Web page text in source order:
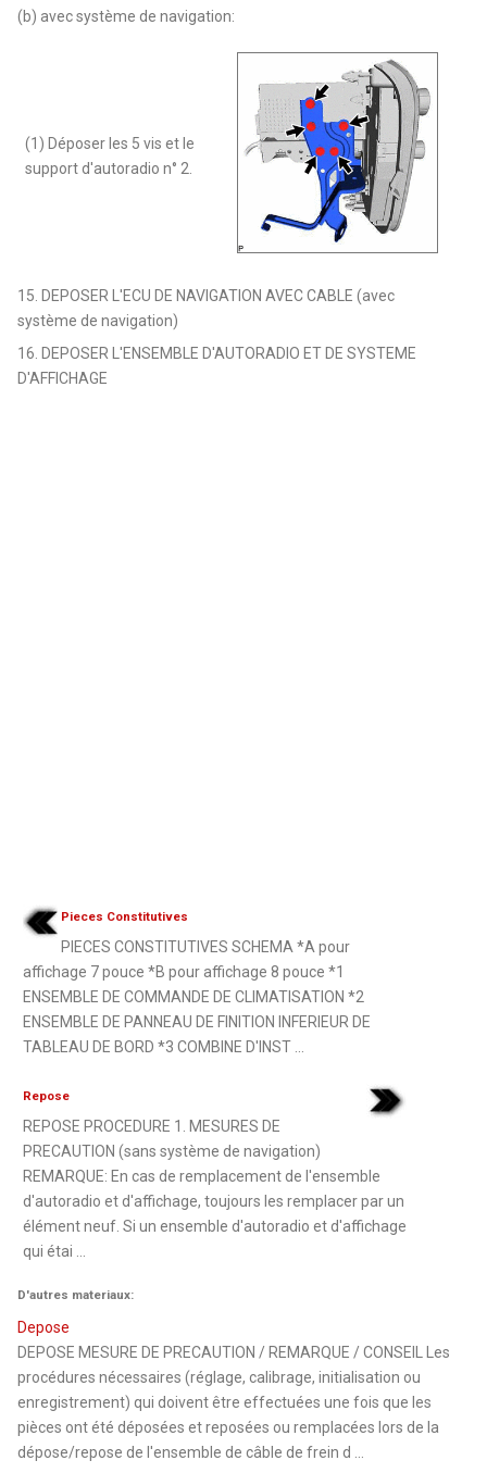
(b) avec système de navigation:
(1) Déposer les 5 vis et le
support d'autoradio n° 2.
15. DEPOSER L'ECU DE NAVIGATION AVEC CABLE (avec
système de navigation)
16. DEPOSER L'ENSEMBLE D'AUTORADIO ET DE SYSTEME
D'AFFICHAGE
Pieces Constitutives
PIECES CONSTITUTIVES SCHEMA *A pour
affichage 7 pouce *B pour affichage 8 pouce *1
ENSEMBLE DE COMMANDE DE CLIMATISATION *2
ENSEMBLE DE PANNEAU DE FINITION INFERIEUR DE
TABLEAU DE BORD *3 COMBINE D'INST ...
Repose
REPOSE PROCEDURE 1. MESURES DE
PRECAUTION (sans système de navigation)
REMARQUE: En cas de remplacement de l'ensemble
d'autoradio et d'affichage, toujours les remplacer par un
élément neuf. Si un ensemble d'autoradio et d'affichage
qui étai ...
D'autres materiaux:
Depose
DEPOSE MESURE DE PRECAUTION / REMARQUE / CONSEIL Les
procédures nécessaires (réglage, calibrage, initialisation ou
enregistrement) qui doivent être effectuées une fois que les
pièces ont été déposées et reposées ou remplacées lors de la
dépose/repose de l'ensemble de câble de frein d ...